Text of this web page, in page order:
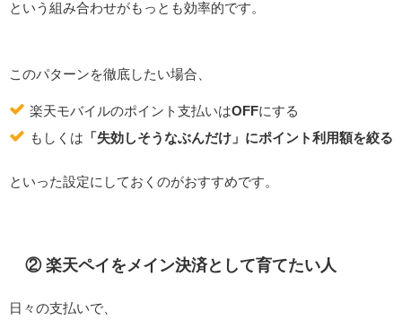
という組み合わせがもっとも効率的です。
このパターンを徹底したい場合、
楽天モバイルのポイント支払いはOFFにする
もしくは 「失効しそうなぶんだけ」にポイント利用額を絞る
といった設定にしておくのがおすすめです。
② 楽天ペイをメイン決済として育てたい人
日々の支払いで、